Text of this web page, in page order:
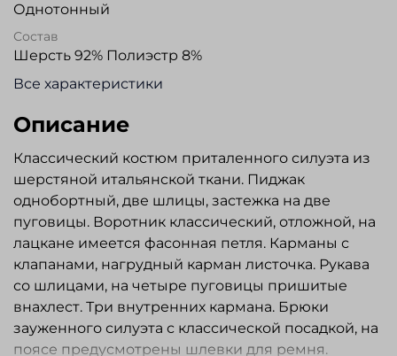
Однотонный
Состав
Шерсть 92% Полиэстр 8%
Все характеристики
Описание
Классический костюм приталенного силуэта из
шерстяной итальянской ткани. Пиджак
однобортный, две шлицы, застежка на две
пуговицы. Воротник классический, отложной, на
лацкане имеется фасонная петля. Карманы с
клапанами, нагрудный карман листочка. Рукава
со шлицами, на четыре пуговицы пришитые
внахлест. Три внутренних кармана. Брюки
зауженного силуэта с классической посадкой, на
поясе предусмотрены шлевки для ремня.